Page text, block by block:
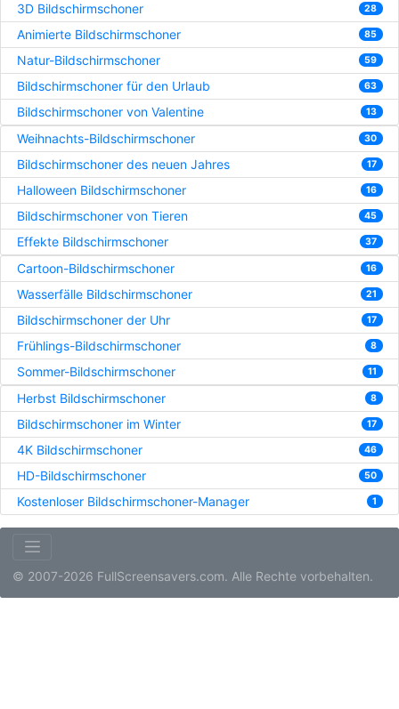
3D Bildschirmschoner 28
Animierte Bildschirmschoner 85
Natur-Bildschirmschoner 59
Bildschirmschoner für den Urlaub 63
Bildschirmschoner von Valentine 13
Weihnachts-Bildschirmschoner 30
Bildschirmschoner des neuen Jahres 17
Halloween Bildschirmschoner 16
Bildschirmschoner von Tieren 45
Effekte Bildschirmschoner 37
Cartoon-Bildschirmschoner 16
Wasserfälle Bildschirmschoner 21
Bildschirmschoner der Uhr 17
Frühlings-Bildschirmschoner 8
Sommer-Bildschirmschoner 11
Herbst Bildschirmschoner 8
Bildschirmschoner im Winter 17
4K Bildschirmschoner 46
HD-Bildschirmschoner 50
Kostenloser Bildschirmschoner-Manager 1
© 2007-2026 FullScreensavers.com. Alle Rechte vorbehalten.